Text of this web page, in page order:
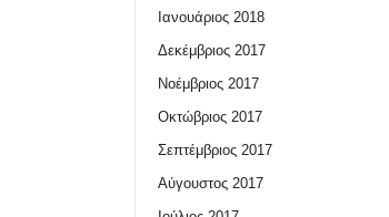
Ιανουάριος 2018
Δεκέμβριος 2017
Νοέμβριος 2017
Οκτώβριος 2017
Σεπτέμβριος 2017
Αύγουστος 2017